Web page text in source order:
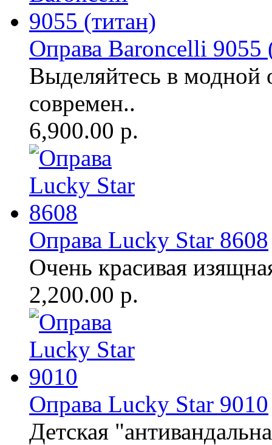
Оправа Baroncelli 9055
Выделяйтесь в модной
современ..
6,900.00 р.
Оправа Lucky Star 8608
Очень красивая
2,200.00 р.
Оправа Lucky Star 9010
Детская